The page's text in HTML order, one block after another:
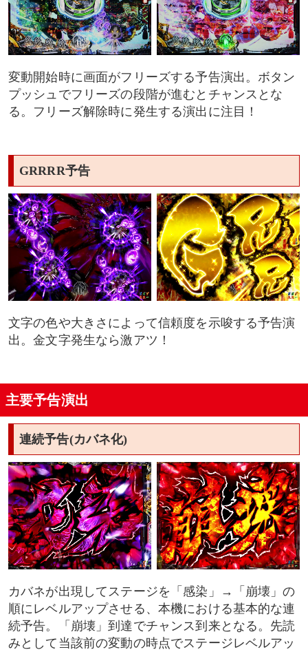
変動開始時に画面がフリーズする予告演出。ボタン
プッシュでフリーズの段階が進むとチャンスとな
る。フリーズ解除時に発生する演出に注目！
GRRRR予告
文字の色や大きさによって信頼度を示唆する予告演
出。金文字発生なら激アツ！
主要予告演出
連続予告(カバネ化)
カバネが出現してステージを「感染」→「崩壊」の
順にレベルアップさせる、本機における基本的な連
続予告。「崩壊」到達でチャンス到来となる。先読
みとして当該前の変動の時点でステージレベルアッ